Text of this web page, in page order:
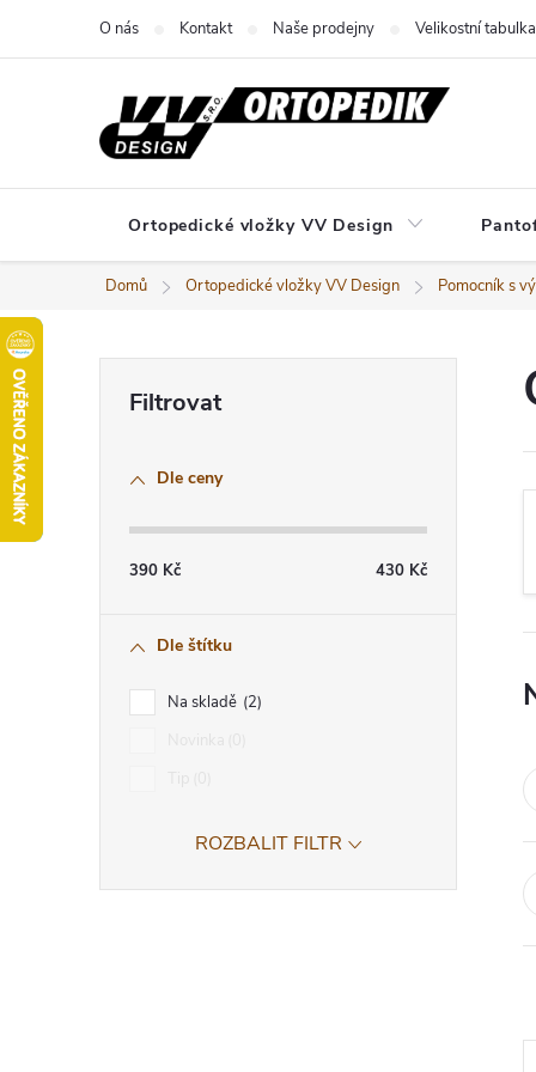
O nás Kontakt Naše prodejny Velikostní tabulka
Ortopedické vložky VV Design
Domů Ortopedické vložky VV Design Pomocník s
Dle ceny
390 Kč 430 Kč
Dle štítku
Na skladě 2
ROZBALIT FILTR